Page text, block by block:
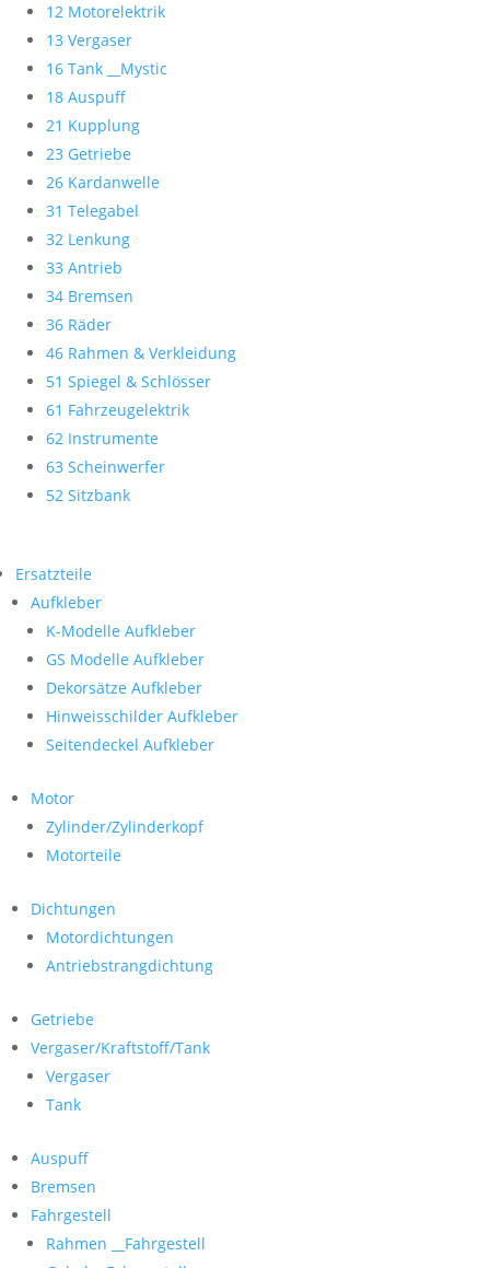
12 Motorelektrik
13 Vergaser
16 Tank __Mystic
18 Auspuff
21 Kupplung
23 Getriebe
26 Kardanwelle
31 Telegabel
32 Lenkung
33 Antrieb
34 Bremsen
36 Räder
46 Rahmen & Verkleidung
51 Spiegel & Schlösser
61 Fahrzeugelektrik
62 Instrumente
63 Scheinwerfer
52 Sitzbank
Ersatzteile
Aufkleber
K-Modelle Aufkleber
GS Modelle Aufkleber
Dekorsätze Aufkleber
Hinweisschilder Aufkleber
Seitendeckel Aufkleber
Motor
Zylinder/Zylinderkopf
Motorteile
Dichtungen
Motordichtungen
Antriebstrangdichtung
Getriebe
Vergaser/Kraftstoff/Tank
Vergaser
Tank
Auspuff
Bremsen
Fahrgestell
Rahmen __Fahrgestell